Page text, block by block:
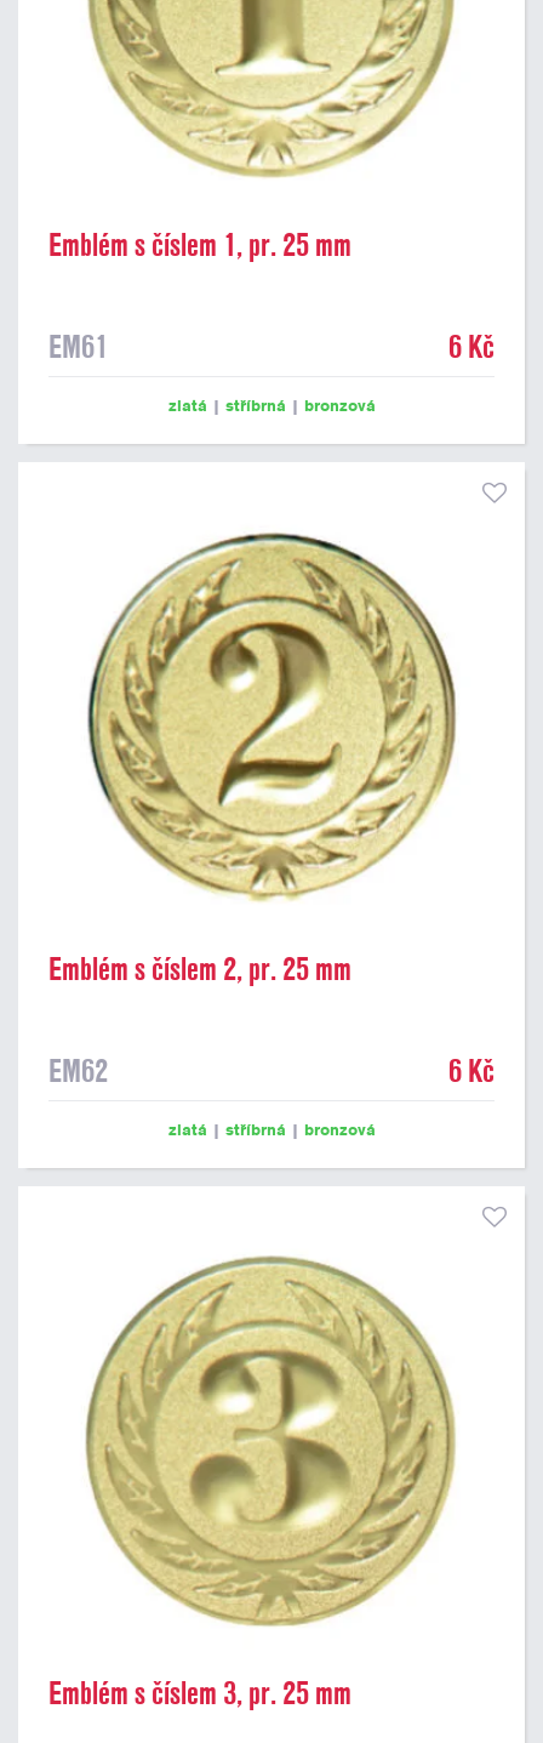
Emblém s číslem 1, pr. 25 mm
EM61 6 Kč
zlatá | stříbrná | bronzová
Emblém s číslem 2, pr. 25 mm
EM62 6 Kč
zlatá | stříbrná | bronzová
Emblém s číslem 3, pr. 25 mm